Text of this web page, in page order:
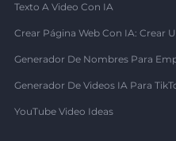
Texto A Video Con IA
Crear Página Web Con IA: Crear
Generador De Nombres Para
Generador De Videos IA Para
YouTube Video Ideas